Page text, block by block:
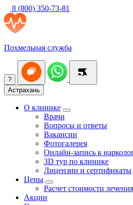
8 (800) 350-73-81
Похмельная служба
?
Астрахань
О клинике
Врачи
Вопросы и ответы
Вакансии
Фотогалерея
Онлайн-запись к
3D тур по клинике
Лицензии и сертификаты
Цены
Расчет стоимости лечения
Акции